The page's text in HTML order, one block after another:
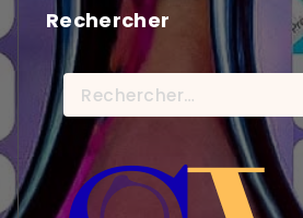
Rechercher
Rechercher :